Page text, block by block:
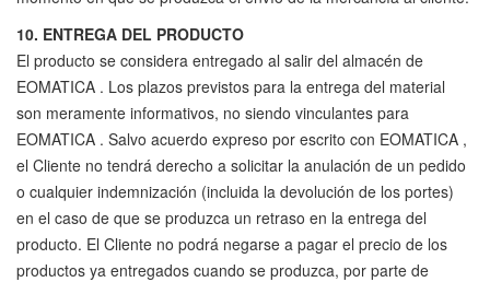
10. ENTREGA DEL PRODUCTO
El producto se considera entregado al salir del almacén de
EOMATICA . Los plazos previstos para la entrega del material
son meramente informativos, no siendo vinculantes para
EOMATICA . Salvo acuerdo expreso por escrito con EOMATICA ,
el Cliente no tendrá derecho a solicitar la anulación de un pedido
o cualquier indemnización (incluida la devolución de los portes)
en el caso de que se produzca un retraso en la entrega del
producto. El Cliente no podrá negarse a pagar el precio de los
productos ya entregados cuando se produzca, por parte de